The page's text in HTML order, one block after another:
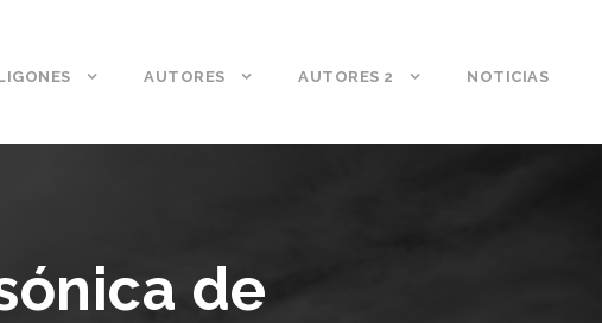
AUTORES AUTORES 2 NOTICIAS
de